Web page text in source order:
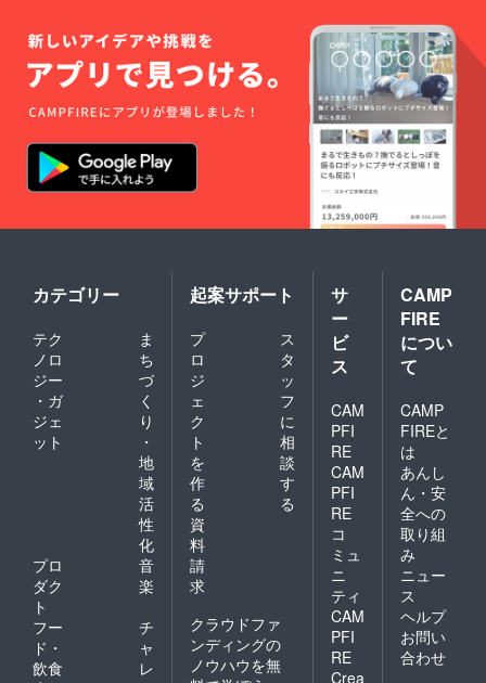
ん！！
一緒
に作り
上げま
しょ
う！
詳細に
つきま
して
は、支
援いた
だきま
式LINE
のほう
をご案
内させ
ていた
だき、
LINE上
にてや
り取り
させて
いただ
きま
す。 写
真提供
元「新
井明雄
きま
す。 当
日は地
面にブ
ルー
シート
を引い
た状態
で区画
するた
要な方
子など
の持ち
込みを
お願い
いたし
ます。
※コロナ
数の増
加や緊
急事態
宣言な
どが発
令され
た場
合、入
場が出
来ない
場合が
ござい
ます。
その際
は、お
詫びと
カテゴリー
テク
ノロ
ジー
・ガ
ジェ
ット
ま
ち
づ
く
り
・
地
域
活
性
化
プロ
ダク
ト
音
楽
フー
ド・
飲食
チ
ャ
レ
起案サポート
プ
ロ
ジ
ェ
ク
ト
を
作
る
ス
タ
ッ
フ
に
相
談
す
る
資
料
請
求
クラウドファ
ンディングの
ノウハウを無
サ
ー
ビ
ス
CAM
PFI
RE
CAM
PFI
RE
コ
ミュ
ニ
ティ
CAM
PFI
RE
Crea
CAMP
FIRE
につい
て
CAMP
FIREと
は
あんし
ん・安
全への
取り組
み
ニュー
ス
ヘルプ
お問い
合わせ